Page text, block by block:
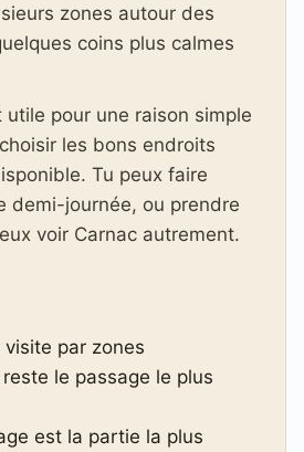
zones autour des
coins plus calmes
pour une raison simple
les bons endroits
Tu peux faire
demi-journée, ou prendre
voir Carnac autrement.
visite par zones
le passage le plus
est la partie la plus